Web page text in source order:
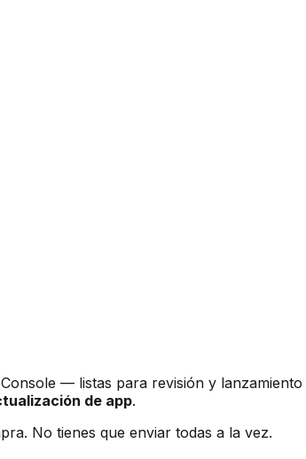
— listas para revisión y
de app.
No tienes que enviar todas a la vez.